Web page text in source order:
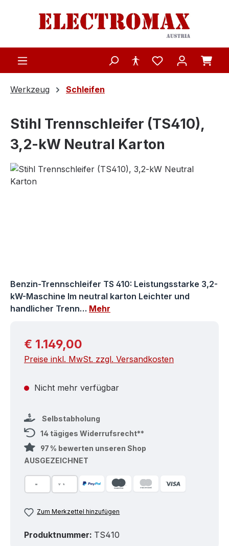
Zum Hauptinhalt springen
Werkzeug Schleifen
Stihl Trennschleifer (TS410),
3,2-kW Neutral Karton
Bildergalerie überspringen
Benzin-Trennschleifer TS 410: Leistungsstarke 3,2-
kW-Maschine Im neutral karton Leichter und
handlicher Trenn… Mehr
Regulärer Preis:
€ 1.149,00
Preise inkl. MwSt. zzgl. Versandkosten
Nicht mehr verfügbar
Selbstabholung
14 tägiges Widerrufsrecht**
97 % bewerten unseren Shop
AUSGEZEICHNET
Zum Merkzettel hinzufügen
Produktnummer: TS410